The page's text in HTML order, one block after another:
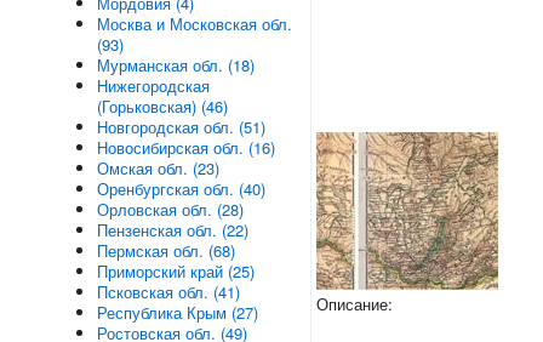
Описание:
Москва и Московская обл.
(93)
Мурманская обл. (18)
Нижегородская
(Горьковская) (46)
Новгородская обл. (51)
Новосибирская обл. (16)
Омская обл. (23)
Оренбургская обл. (40)
Орловская обл. (28)
Пензенская обл. (22)
Пермская обл. (68)
Приморский край (25)
Псковская обл. (41)
Республика Крым (27)
Ростовская обл. (49)